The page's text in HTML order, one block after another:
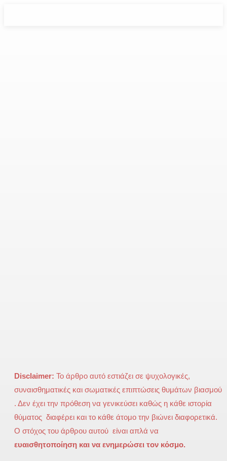
Disclaimer: Το άρθρο αυτό εστιάζει σε ψυχολογικές,
συναισθηματικές και σωματικές επιπτώσεις θυμάτων βιασμού
. Δεν έχει την πρόθεση να γενικεύσει καθώς η κάθε ιστορία
θύματος διαφέρει και το κάθε άτομο την βιώνει διαφορετικά.
Ο στόχος του άρθρου αυτού είναι απλά να
ευαισθητοποίηση και να ενημερώσει τον κόσμο.